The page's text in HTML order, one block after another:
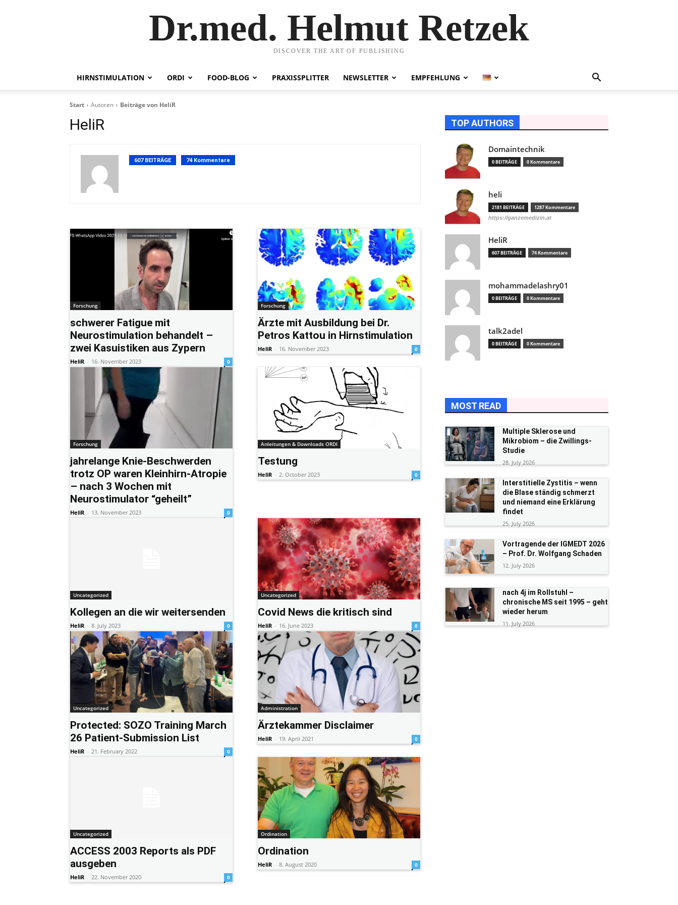
Dr.med. Helmut Retzek
DISCOVER THE ART OF PUBLISHING
HIRNSTIMULATION ORDI FOOD-BLOG PRAXISSPLITTER NEWSLETTER EMPFEHLUNG
Start Autoren Beiträge von HeliR
HeliR
607 BEITRÄGE 74 Kommentare
Forschung
schwerer Fatigue mit
Neurostimulation behandelt –
zwei Kasuistiken aus Zypern
HeliR - 16. November 2023 0
Forschung
Ärzte mit Ausbildung bei Dr.
Petros Kattou in Hirnstimulation
HeliR - 16. November 2023 0
Forschung
jahrelange Knie-Beschwerden
trotz OP waren Kleinhirn-Atropie
– nach 3 Wochen mit
Neurostimulator “geheilt”
HeliR - 13. November 2023 0
Anleitungen & Downloads ORDI
Testung
HeliR - 2. October 2023 0
Uncategorized
Kollegen an die wir weitersenden
HeliR - 8. July 2023 0
Uncategorized
Covid News die kritisch sind
HeliR - 16. June 2023 0
Uncategorized
Protected: SOZO Training March
26 Patient-Submission List
HeliR - 21. February 2022 0
Administration
Ärztekammer Disclaimer
HeliR - 19. April 2021 0
Uncategorized
ACCESS 2003 Reports als PDF
ausgeben
HeliR - 22. November 2020 0
Ordination
Ordination
HeliR - 8. August 2020 0
TOP AUTHORS
Domaintechnik
0 BEITRÄGE 0 Kommentare
heli
2181 BEITRÄGE 1287 Kommentare
https://ganzemedizin.at
HeliR
607 BEITRÄGE 74 Kommentare
mohammadelashry01
0 BEITRÄGE 0 Kommentare
talk2adel
0 BEITRÄGE 0 Kommentare
MOST READ
Multiple Sklerose und
Mikrobiom – die Zwillings-
Studie
28. July 2026
Interstitielle Zystitis – wenn
die Blase ständig schmerzt
und niemand eine Erklärung
findet
25. July 2026
Vortragende der IGMEDT 2026
– Prof. Dr. Wolfgang Schaden
12. July 2026
nach 4j im Rollstuhl –
chronische MS seit 1995 – geht
wieder herum
11. July 2026